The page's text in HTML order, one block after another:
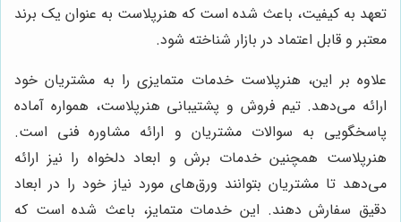
تعهد به کیفیت، باعث شده است که هنرپلاست به عنوان یک برند
معتبر و قابل اعتماد در بازار شناخته شود.
علاوه بر این، هنرپلاست خدمات متمایزی را به مشتریان خود
ارائه می‌دهد. تیم فروش و پشتیبانی هنرپلاست، همواره آماده
پاسخگویی به سوالات مشتریان و ارائه مشاوره فنی است.
هنرپلاست همچنین خدمات برش و ابعاد دلخواه را نیز ارائه
می‌دهد تا مشتریان بتوانند ورق‌های مورد نیاز خود را در ابعاد
دقیق سفارش دهند. این خدمات متمایز، باعث شده است که